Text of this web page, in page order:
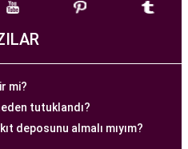
Burada görev
kişiselleştirilmiş
çiftin özel durumunu
kullanılan teknoloji
daha etkili ve
mi?
tutuklandı?
deposunu almalı mıyım?